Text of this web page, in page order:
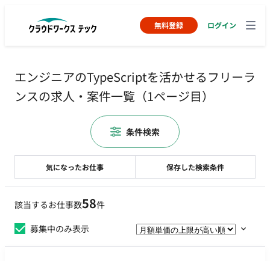
無料登録 ログイン
エンジニアのTypeScriptを活かせるフリーラ
ンスの求人・案件一覧（1ページ目）
該当するお仕事数58件
募集中のみ表示
気になったお仕事 保存した検索条件
条件検索